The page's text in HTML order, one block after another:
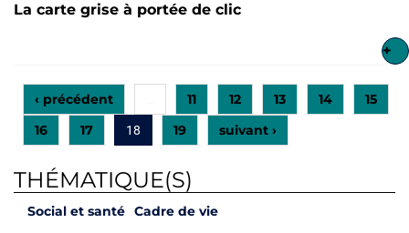
La carte grise à portée de clic
+
‹ précédent 11 12 13 14
15
16
17 18 19 suivant ›
THÉMATIQUE(S)
Social et santé Cadre de vie